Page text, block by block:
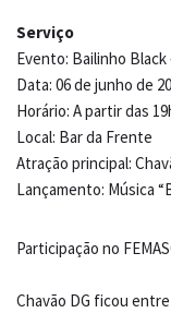
Serviço
Evento: Bailinho Black
Data: 06 de junho de
Horário: A partir das
Local: Bar da Frente
Atração principal:
Lançamento: Música
Participação no
Chavão DG ficou